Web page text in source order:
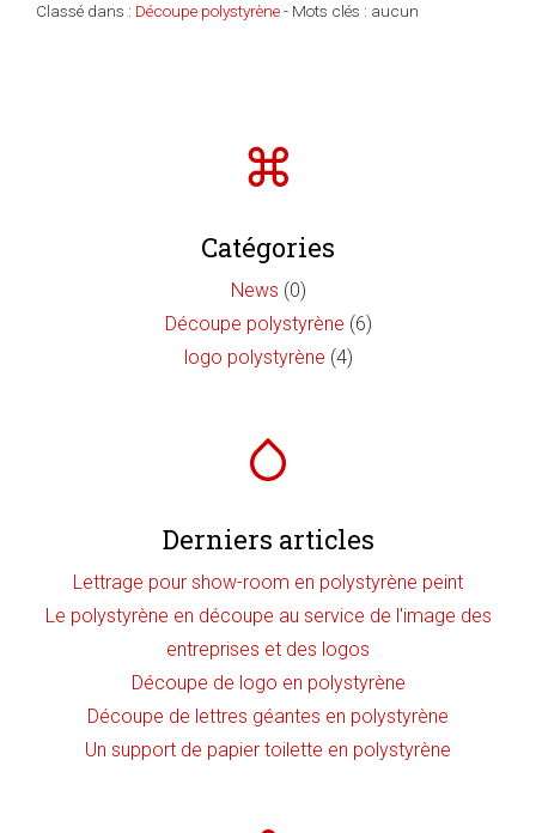
Classé dans : Découpe polystyrène- Mots clés : aucun
Catégories
News (0)
Découpe polystyrène (6)
logo polystyrène (4)
Derniers articles
Lettrage pour show-room en polystyrène peint
Le polystyrène en découpe au service de l'image des
entreprises et des logos
Découpe de logo en polystyrène
Découpe de lettres géantes en polystyrène
Un support de papier toilette en polystyrène